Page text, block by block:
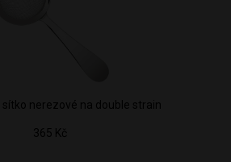
sítko nerezové na double strain
365 Kč